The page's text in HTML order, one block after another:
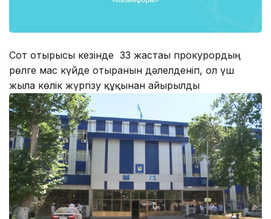
Сот отырысы кезінде 33 жастағы прокурордың
рөлге мас күйде отырғанын дәлелденіп, ол үш
жылға көлік жүргізу құқынан айырылды